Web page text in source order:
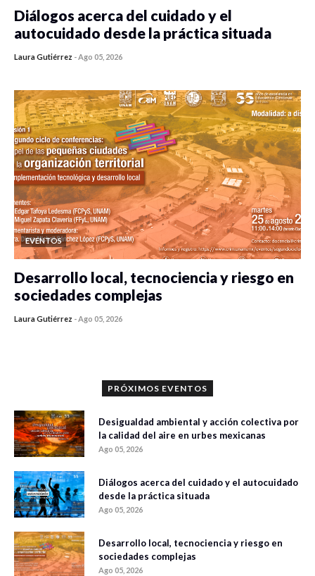
Diálogos acerca del cuidado y el
autocuidado desde la práctica situada
Laura Gutiérrez -Ago 05, 2026
EVENTOS
Desarrollo local, tecnociencia y riesgo en
sociedades complejas
Laura Gutiérrez -Ago 05, 2026
PRÓXIMOS EVENTOS
Desigualdad ambiental y acción colectiva por
la calidad del aire en urbes mexicanas
Ago 05, 2026
Diálogos acerca del cuidado y el autocuidado
desde la práctica situada
Ago 05, 2026
Desarrollo local, tecnociencia y riesgo en
sociedades complejas
Ago 05, 2026